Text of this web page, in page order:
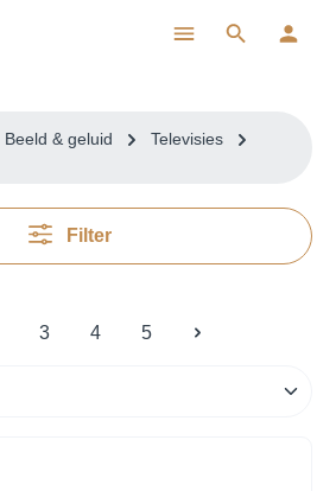
Beeld & geluid
Televisies
Filter
3 4 5